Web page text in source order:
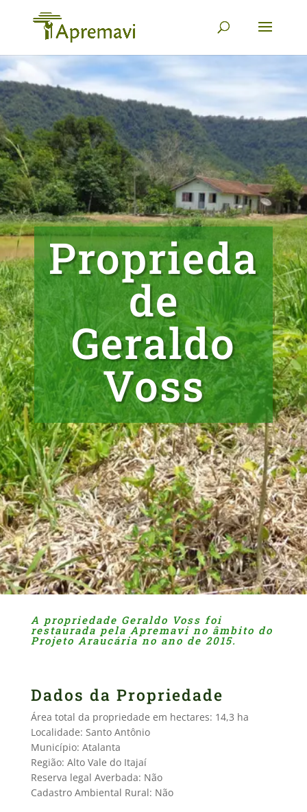
Proprieda
de
Geraldo
Voss
A propriedade Geraldo Voss foi
restaurada pela Apremavi no âmbito do
Projeto Araucária no ano de 2015.
Dados da Propriedade
Área total da propriedade em hectares: 14,3 ha
Localidade: Santo Antônio
Município: Atalanta­
Região: Alto Vale do Itajaí
Reserva legal Averbada: Não
Cadastro Ambiental Rural: Não